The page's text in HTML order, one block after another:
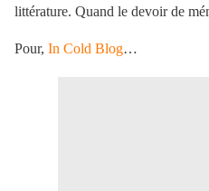
littérature. Quand le devoir de
Pour, In Cold Blog…